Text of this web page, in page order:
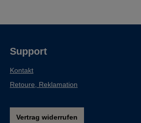
Support
Kontakt
Retoure, Reklamation
Vertrag widerrufen